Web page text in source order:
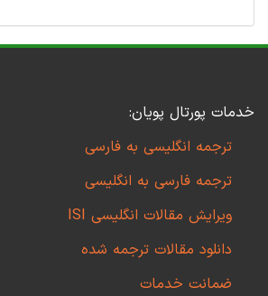
خدمات پورتال پویان:
ترجمه انگلیسی به فارسی
ترجمه فارسی به انگلیسی
ویرایش مقالات انگلیسی ISI
دانلود مقالات ترجمه شده
ضمانت خدمات